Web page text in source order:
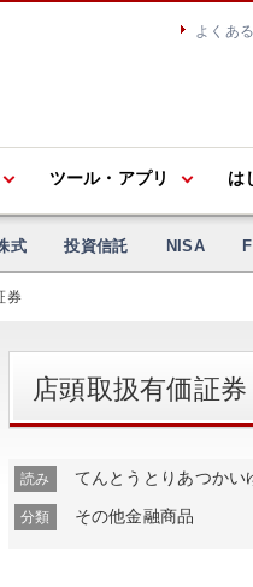
よくあ
ツール・アプリ は
式 投資信託 NISA
券
店頭取扱有価証券
読み てんとうとりあつかい
分類 その他金融商品